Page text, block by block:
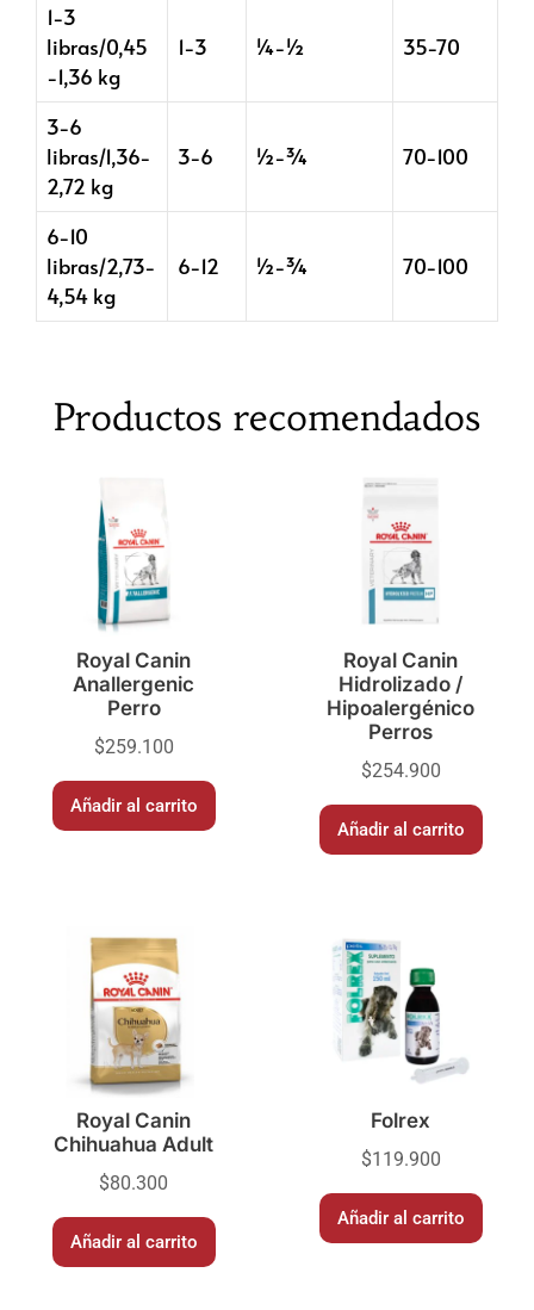
1-3
libras/0,45
-1,36 kg
1-3 ¼-½ 35-70
3-6
libras/1,36-
2,72 kg
3-6 ½-¾ 70-100
6-10
libras/2,73-
4,54 kg
6-12 ½-¾ 70-100
Productos recomendados
Royal Canin
Anallergenic
Perro
$259.100
Añadir al carrito
Royal Canin
Hidrolizado /
Hipoalergénico
Perros
$254.900
Añadir al carrito
Royal Canin
Chihuahua Adult
$80.300
Añadir al carrito
Folrex
$119.900
Añadir al carrito